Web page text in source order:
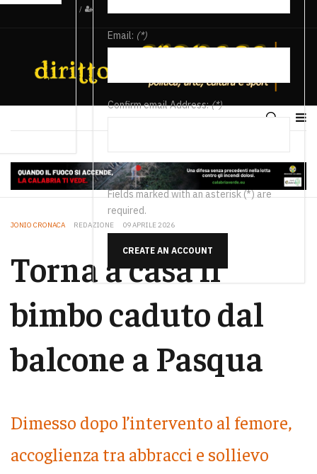
/
Email: (*)
Confirm email Address:(*)
Fields marked with an asterisk (*) are
required.
CREATE AN ACCOUNT
JONIO CRONACA REDAZIONE 09 APRILE 2026
Torna a casa il
bimbo caduto dal
balcone a Pasqua
Dimesso dopo l’intervento al femore,
accoglienza tra abbracci e sollievo